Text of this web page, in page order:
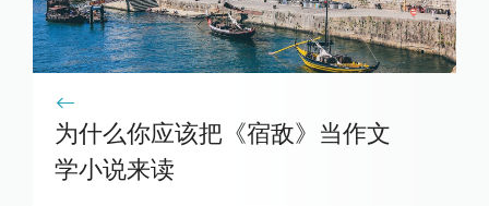
为什么你应该把《宿敌》当作文
学小说来读